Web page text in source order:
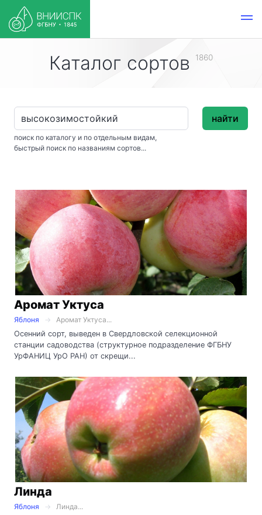
Каталог сортов 1860
поиск по каталогу и по отдельным видам,
быстрый поиск по названиям сортов...
найти
Аромат Уктуса
Яблоня
Аромат Уктуса...
Осенний сорт, выведен в Свердловской селекционной
станции садоводства (структурное подразделение ФГБНУ
УрФАНИЦ УрО РАН) от скрещи...
Линда
Яблоня
Линда...